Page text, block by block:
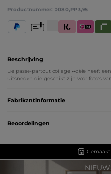
Productnummer: 0080,PP3,95
PayPal Klarna (Achteraf
iDeal IN3
Vooruitbetaling
Beschrijving
De passe-partout collage Adèle heeft
uitsneden die geschikt zijn voor foto's
Fabrikantinformatie
Beoordelingen